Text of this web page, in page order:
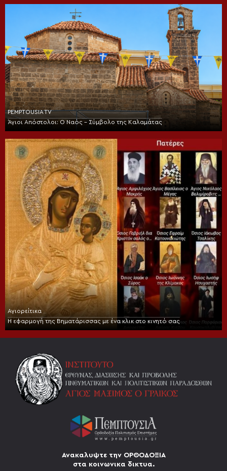
PEMPTOUSIA TV
Άγιοι Απόστολοι: Ο Ναός – Σύμβολο της Καλαμάτας
Αγιορείτικα
Η εφαρμογή της Βηματάρισσας με ένα κλικ στο κινητό σας
Ανακαλυψτε την ΟΡΘΟΔΟΞΙΑ
στα κοινωνικα δικτυα.